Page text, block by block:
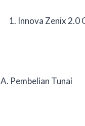
Innova Zenix 2.0
A. Pembelian Tunai